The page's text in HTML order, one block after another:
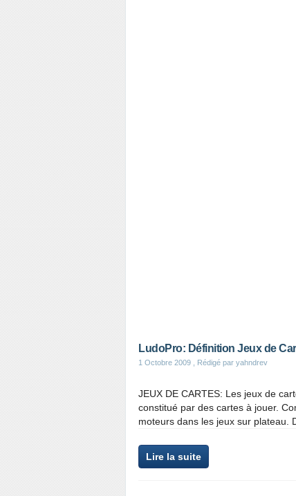
LudoPro: Définition Jeux de
1 Octobre 2009 , Rédigé par yahndrev
JEUX DE CARTES: Les jeux de
constitué par des cartes à jouer.
moteurs dans les jeux sur plateau.
Lire la suite